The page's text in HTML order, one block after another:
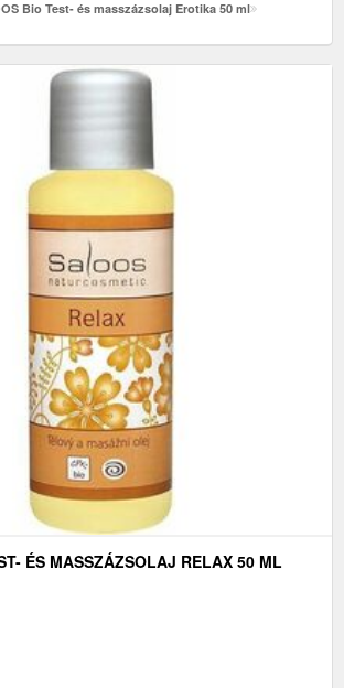
Bio Test- és masszázsolaj Erotika 50 ml
ÉS MASSZÁZSOLAJ RELAX 50 ML